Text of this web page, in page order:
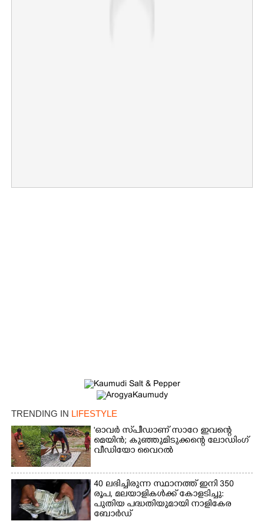
TRENDING IN LIFESTYLE
'ഓവർ സ്‌പീഡാണ് സാറേ ഇവന്റെ
മെയിൻ; കുഞ്ഞുമിടുക്കന്റെ ലോഡിംഗ്
വീഡിയോ വൈറൽ
40 ലഭിച്ചിരുന്ന സ്ഥാനത്ത് ഇനി 350
രൂപ, മലയാളികൾക്ക് കോളടിച്ചു:
പുതിയ പദ്ധതിയുമായി നാളികേര
ബോർഡ്